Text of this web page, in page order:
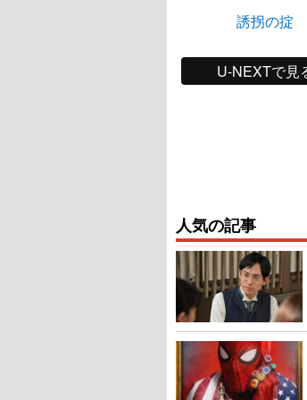
誘拐の掟
U-NEXTで見
人気の記事